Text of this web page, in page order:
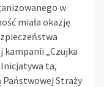
w
miała okazję
„Czujka
ta,
Straży